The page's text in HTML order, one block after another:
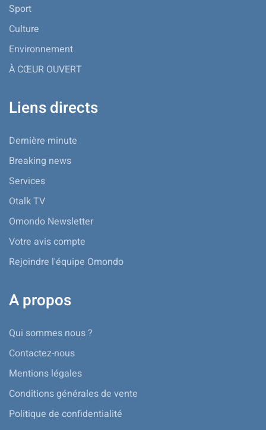
Sport
Culture
Environnement
À CŒUR OUVERT
Liens directs
Dernière minute
Breaking news
Services
Otalk TV
Omondo Newsletter
Votre avis compte
Rejoindre l'équipe Omondo
A propos
Qui sommes nous ?
Contactez-nous
Mentions légales
Conditions générales de vente
Politique de confidentialité